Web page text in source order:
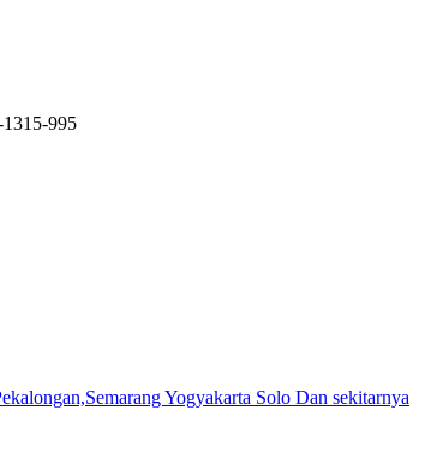
1315-995
Yogyakarta Solo Dan sekitarnya